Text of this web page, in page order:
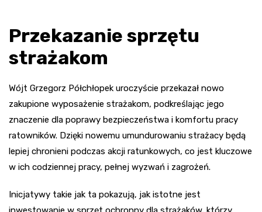
Przekazanie sprzętu
strażakom
Wójt Grzegorz Półchłopek uroczyście przekazał nowo
zakupione wyposażenie strażakom, podkreślając jego
znaczenie dla poprawy bezpieczeństwa i komfortu pracy
ratowników. Dzięki nowemu umundurowaniu strażacy będą
lepiej chronieni podczas akcji ratunkowych, co jest kluczowe
w ich codziennej pracy, pełnej wyzwań i zagrożeń.
Inicjatywy takie jak ta pokazują, jak istotne jest